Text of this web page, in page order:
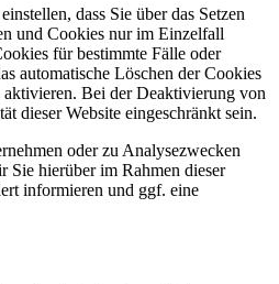
dass Sie über das Setzen
und Cookies nur im Einzelfall
für bestimmte Fälle oder
automatische Löschen der Cookies
Bei der Deaktivierung von
dieser Website eingeschränkt sein.
oder zu Analysezwecken
Sie hierüber im Rahmen dieser
informieren und ggf. eine